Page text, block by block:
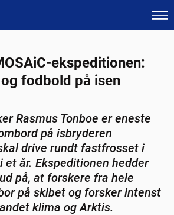
ekspeditionen:
fodbold på isen
Rasmus Tonboe er eneste
på isbryderen
drive rundt fastfrosset i
et år. Ekspeditionen hedder
på, at forskere fra hele
på skibet og forsker intenst
klima og Arktis.